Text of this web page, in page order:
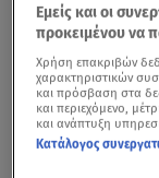
Εμείς και οι
προκειμένου να
Χρήση επακριβών
χαρακτηριστικών
και πρόσβαση στα
και περιεχόμενο,
και ανάπτυξη
Κατάλογος